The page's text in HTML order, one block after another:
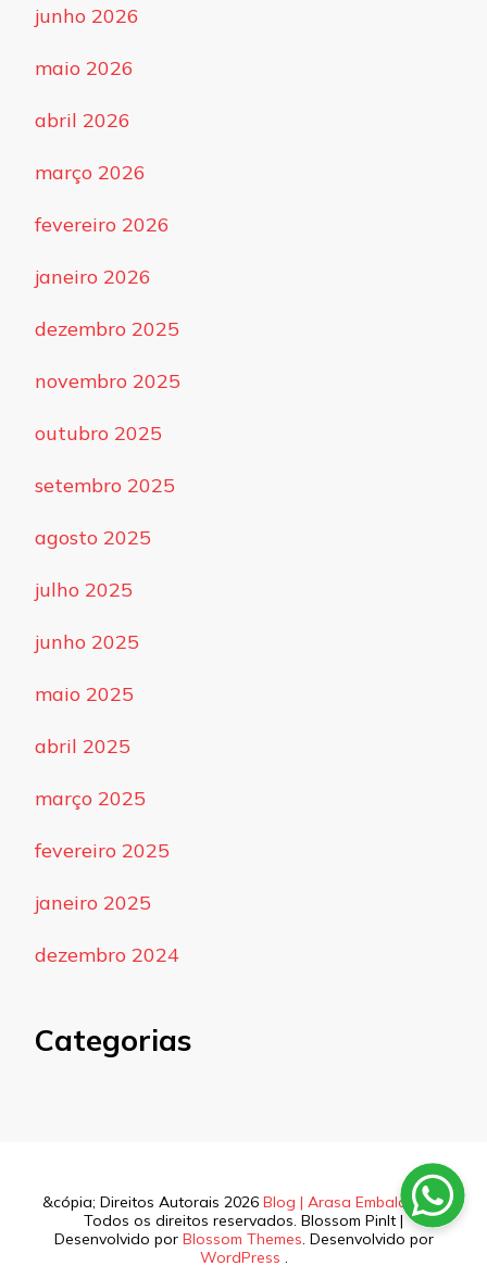
junho 2026
maio 2026
abril 2026
março 2026
fevereiro 2026
janeiro 2026
dezembro 2025
novembro 2025
outubro 2025
setembro 2025
agosto 2025
julho 2025
junho 2025
maio 2025
abril 2025
março 2025
fevereiro 2025
janeiro 2025
dezembro 2024
Categorias
&cópia; Direitos Autorais 2026 Blog | Arasa Embalagens.
Todos os direitos reservados. Blossom PinIt |
Desenvolvido por Blossom Themes. Desenvolvido por
WordPress .